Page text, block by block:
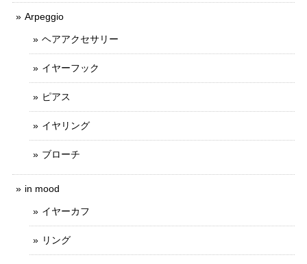
Arpeggio
ヘアアクセサリー
イヤーフック
ピアス
イヤリング
ブローチ
in mood
イヤーカフ
リング